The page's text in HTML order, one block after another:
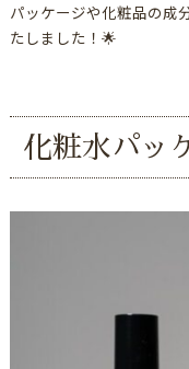
パッケージや化粧品の成
たしました！🌟
化粧水パッ